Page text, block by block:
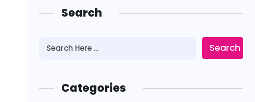
Search
Search
Categories